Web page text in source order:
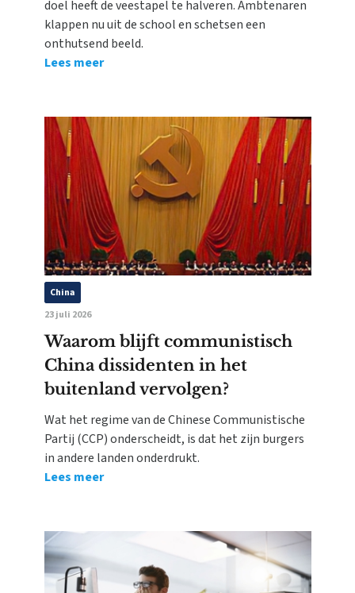
doel heeft de veestapel te halveren. Ambtenaren
klappen nu uit de school en schetsen een
onthutsend beeld.
Lees meer
China
23 juli 2026
Waarom blijft communistisch
China dissidenten in het
buitenland vervolgen?
Wat het regime van de Chinese Communistische
Partij (CCP) onderscheidt, is dat het zijn burgers
in andere landen onderdrukt.
Lees meer